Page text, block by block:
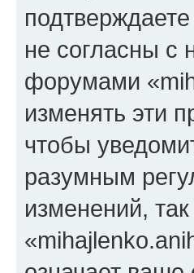
не согласны с
форумами
изменять эти
чтобы
разумным
изменений,